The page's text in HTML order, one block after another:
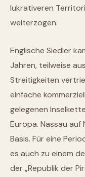
lukrativeren
weiterzogen.
Englische Siedler
Jahren, teilweise
Streitigkeiten
einfache
gelegenen
Europa. Nassau auf
Basis. Für eine
es auch zu einem
der „Republik der